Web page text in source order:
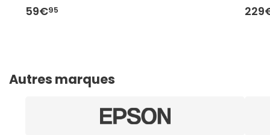
59€95
Autres marques